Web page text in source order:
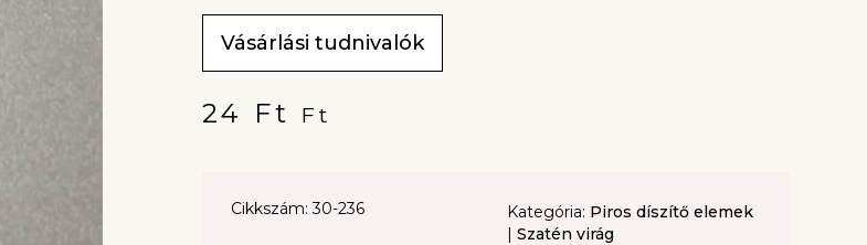
Vásárlási tudnivalók
24 Ft Ft
Cikkszám: 30-236 Kategória: Piros díszítő elemek
| Szatén virág